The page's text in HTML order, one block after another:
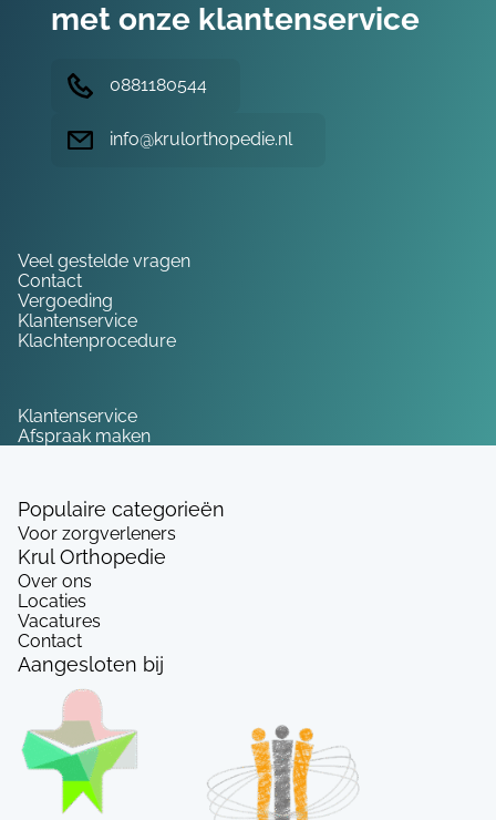
met onze klantenservice
0881180544
info@krulorthopedie.nl
Veel gestelde vragen
Contact
Vergoeding
Klantenservice
Klachtenprocedure
Klantenservice
Afspraak maken
Populaire categorieën
Voor zorgverleners
Krul Orthopedie
Over ons
Locaties
Vacatures
Contact
Aangesloten bij